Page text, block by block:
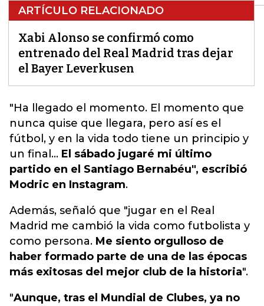
ARTÍCULO RELACIONADO
Xabi Alonso se confirmó como
entrenado del Real Madrid tras dejar
el Bayer Leverkusen
"Ha llegado el momento. El momento que
nunca quise que llegara, pero así es el
fútbol, y en la vida todo tiene un principio y
un final... El sábado jugaré mi último
partido en el Santiago Bernabéu", escribió
Modric en Instagram.
Además, señaló que "jugar en el Real
Madrid me cambió la vida como futbolista y
como persona. Me siento orgulloso de
haber formado parte de una de las épocas
más exitosas del mejor club de la historia".
"Aunque, tras el Mundial de Clubes, ya no